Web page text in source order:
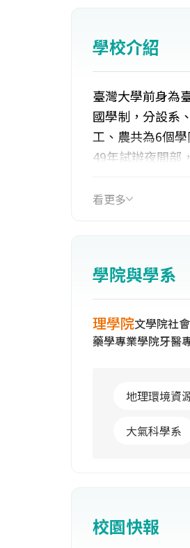
學校介紹
臺灣大學前身為
國學制，分設系
工、農共為6個
49年試辦夜間部
為法律學院，夜
看更多
學院與學系
理學院文學院社
藥學專業學院牙醫
地理環境資
大氣科學系
校園快報